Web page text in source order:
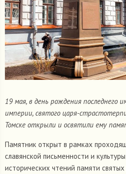
19 мая, в день рождения последнего
империи, святого царя-
Томске открыли и освятили ему
Памятник открыт в рамках
славянской письменности и
исторических чтений памяти